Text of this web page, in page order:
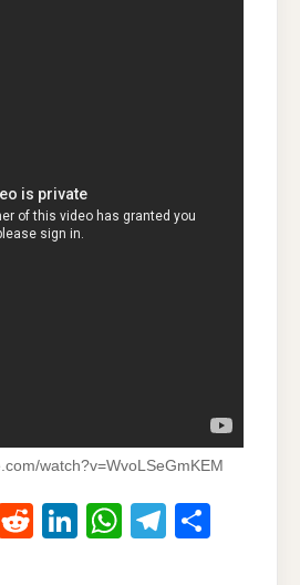
watch?v=WvoLSeGmKEM
Pi
R
Li
W
T